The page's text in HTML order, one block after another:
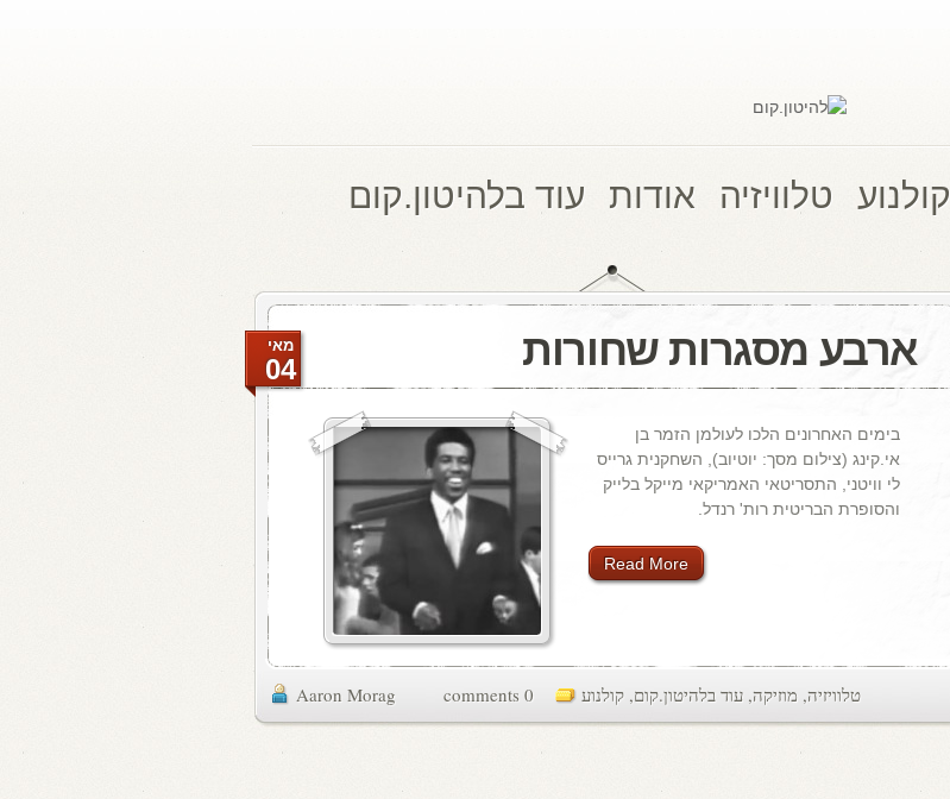
קולנוע טלוויזיה אודות עוד בלהיטון.קום
ארבע מסגרות שחורות מאי
04
בימים האחרונים הלכו לעולמן הזמר בן
אי.קינג (צילום מסך: יוטיוב), השחקנית גרייס
לי וויטני, התסריטאי האמריקאי מייקל בלייק
והסופרת הבריטית רות' רנדל.
Read More
Aaron Morag 0 comments טלוויזיה, מוזיקה, עוד בלהיטון.קום, קולנוע